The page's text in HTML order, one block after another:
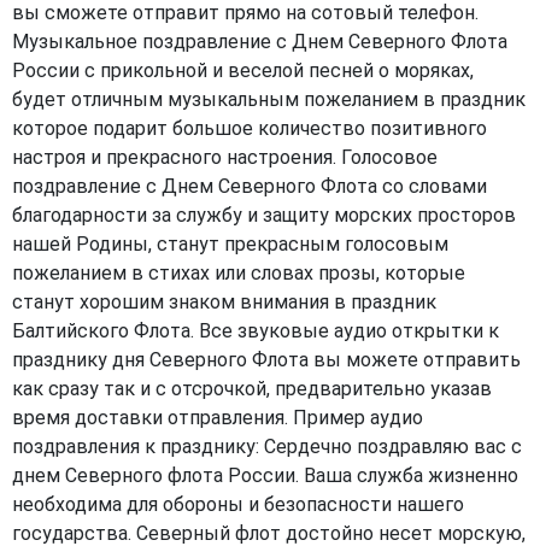
вы сможете отправит прямо на сотовый телефон.
Музыкальное поздравление с Днем Северного Флота
России с прикольной и веселой песней о моряках,
будет отличным музыкальным пожеланием в праздник
которое подарит большое количество позитивного
настроя и прекрасного настроения. Голосовое
поздравление с Днем Северного Флота со словами
благодарности за службу и защиту морских просторов
нашей Родины, станут прекрасным голосовым
пожеланием в стихах или словах прозы, которые
станут хорошим знаком внимания в праздник
Балтийского Флота. Все звуковые аудио открытки к
празднику дня Северного Флота вы можете отправить
как сразу так и с отсрочкой, предварительно указав
время доставки отправления. Пример аудио
поздравления к празднику: Сердечно поздравляю вас с
днем Северного флота России. Ваша служба жизненно
необходима для обороны и безопасности нашего
государства. Северный флот достойно несет морскую,